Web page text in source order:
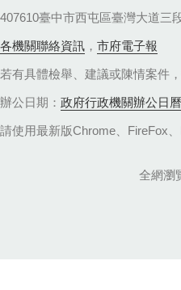
407610臺中市西屯區臺灣大道三
各機關聯絡資訊 ， 市府電子報
若有具體檢舉、建議或陳情案件
辦公日期： 政府行政機關辦公日
請使用最新版Chrome、FireFox
全網瀏